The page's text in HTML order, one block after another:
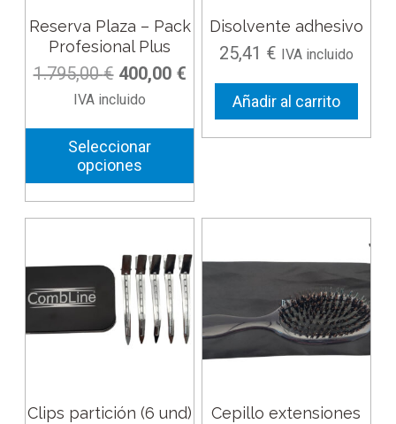
Reserva Plaza – Pack
Profesional Plus
1.795,00€ El
precio
era:
1.795,00 €.
400,00 €El
precio
actual
IVA incluido
Seleccionar
opciones
pueden
elegir
en
la
página
de
producto
Disolvente adhesivo
25,41 € IVA incluido
Añadir al carrito
Clips partición (6 und) Cepillo extensiones